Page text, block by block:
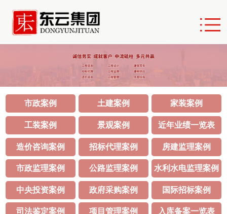
市政案例 土建案例 家装案例
工装案例 景观案例 近年业绩一览表
造价咨询案例 招标代理案例 房建监理案例
市政监理案例 公路监理案例 水利水电监理案例
中央投资案例 政府采购案例 国际招标案例
司法鉴定案例 项目管理案例 入库备案一览表